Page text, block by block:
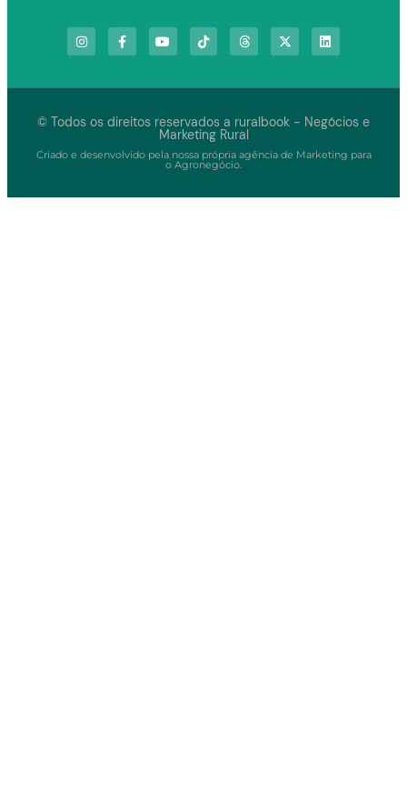
© Todos os direitos reservados a ruralbook - Negócios e
Marketing Rural
Criado e desenvolvido pela nossa própria agência de Marketing para
o Agronegócio.